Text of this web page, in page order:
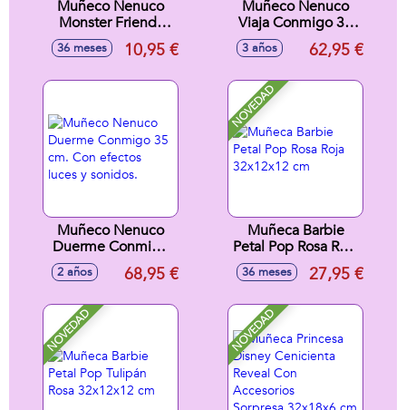
Muñeco Nenuco
Monster Friends
cuerpo blandito 15
cm. - Modelos
36 meses 10,95 €
Muñeco Nenuco
Viaja Conmigo 30
cm. Incluye 6
accesorios.
3 años 62,95 €
Muñeco Nenuco
Duerme Conmigo
35 cm. Con efectos
luces y sonidos.
2 años 68,95 €
NOVEDAD
Muñeca Barbie
Petal Pop Rosa Roja
32x12x12 cm
36 meses 27,95 €
NOVEDAD NOVEDAD